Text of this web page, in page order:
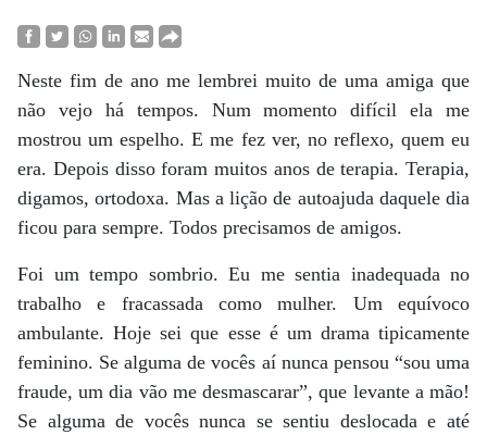
Neste fim de ano me lembrei muito de uma amiga que
não vejo há tempos. Num momento difícil ela me
mostrou um espelho. E me fez ver, no reflexo, quem eu
era. Depois disso foram muitos anos de terapia. Terapia,
digamos, ortodoxa. Mas a lição de autoajuda daquele dia
ficou para sempre. Todos precisamos de amigos.
Foi um tempo sombrio. Eu me sentia inadequada no
trabalho e fracassada como mulher. Um equívoco
ambulante. Hoje sei que esse é um drama tipicamente
feminino. Se alguma de vocês aí nunca pensou “sou uma
fraude, um dia vão me desmascarar”, que levante a mão!
Se alguma de vocês nunca se sentiu deslocada e até